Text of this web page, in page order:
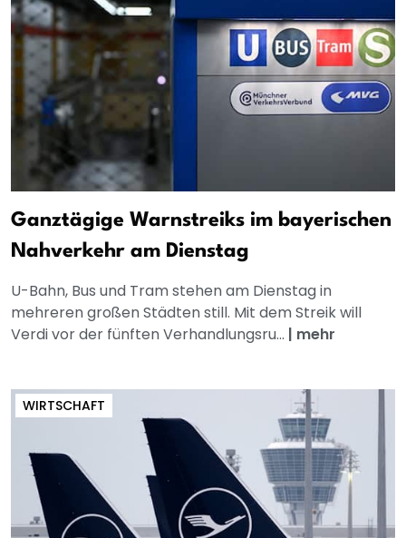
Ganztägige Warnstreiks im bayerischen
Nahverkehr am Dienstag
U-Bahn, Bus und Tram stehen am Dienstag in
mehreren großen Städten still. Mit dem Streik will
Verdi vor der fünften Verhandlungsru... | mehr
WIRTSCHAFT